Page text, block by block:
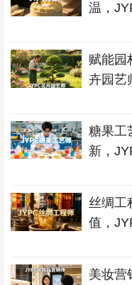
温，
赋能园
卉园艺
糖果工
新，
丝绸工
值，
美妆营